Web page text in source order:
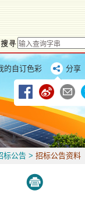
的自订色彩 分享
标公告 > 招标公告资料